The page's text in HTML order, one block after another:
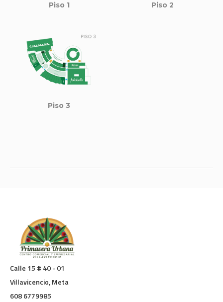
Piso 1 Piso 2
Piso 3
Calle 15 # 40 - 01
Villavicencio, Meta
608 6779985